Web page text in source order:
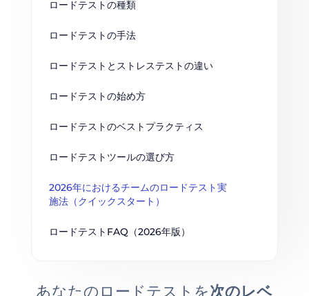
ロードテストの種類
ロードテストの手法
ロードテストとストレステストの違い
ロードテストの始め方
ロードテストのベストプラクティス
ロードテストツールの選び方
2026年におけるチームのロードテスト実
施法（クイックスタート）
ロードテストFAQ（2026年版）
あなたのロードテストを次のレベ